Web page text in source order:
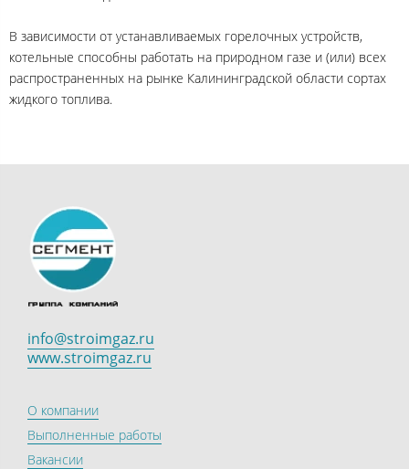
В зависимости от устанавливаемых горелочных устройств,
котельные способны работать на природном газе и (или) всех
распространенных на рынке Калининградской области сортах
жидкого топлива.
info@stroimgaz.ru
www.stroimgaz.ru
О компании
Выполненные работы
Вакансии